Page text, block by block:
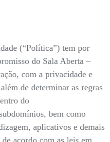
(“Política”) tem por
do Sala Aberta –
com a privacidade e
de determinar as regras
do
bem como
aplicativos e demais